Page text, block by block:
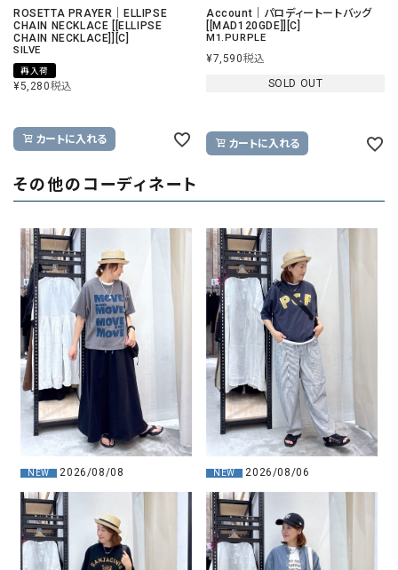
ROSETTA PRAYER｜ELLIPSE
CHAIN NECKLACE [[ELLIPSE
CHAIN NECKLACE]][C]
SILVE
再入荷
¥5,280税込
カートに入れる
Account｜パロディートートバッグ
[[MAD120GDE]][C]
M1.PURPLE
¥7,590税込
SOLD OUT
カートに入れる
その他のコーディネート
NEW 2026/08/08 NEW 2026/08/06